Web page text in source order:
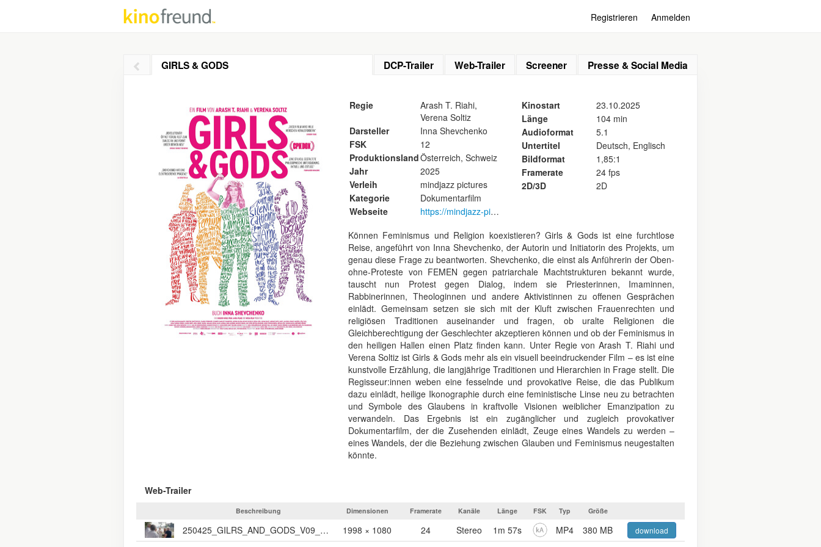
Registrieren Anmelden
GIRLS & GODS DCP-Trailer Web-Trailer Screener Presse & Social Media
Regie
Arash T. Riahi,
Verena Soltiz
Darsteller
Inna Shevchenko
FSK
12
ProduktionslandÖsterreich, Schweiz
Jahr
2025
Verleih
mindjazz pictures
Kategorie
Dokumentarfilm
Webseite
https://mindjazz-pictures.de/f..
Kinostart
23.10.2025
Länge
104 min
Audioformat
5.1
Untertitel
Deutsch, Englisch
Bildformat
1,85:1
Framerate
24 fps
2D/3D
2D
Können Feminismus und Religion koexistieren? Girls & Gods ist eine furchtlose
Reise, angeführt von Inna Shevchenko, der Autorin und Initiatorin des Projekts, um
genau diese Frage zu beantworten. Shevchenko, die einst als Anführerin der Oben-
ohne-Proteste von FEMEN gegen patriarchale Machtstrukturen bekannt wurde,
tauscht nun Protest gegen Dialog, indem sie Priesterinnen, Imaminnen,
Rabbinerinnen, Theologinnen und andere Aktivistinnen zu offenen Gesprächen
einlädt. Gemeinsam setzen sie sich mit der Kluft zwischen Frauenrechten und
religiösen Traditionen auseinander und fragen, ob uralte Religionen die
Gleichberechtigung der Geschlechter akzeptieren können und ob der Feminismus in
den heiligen Hallen einen Platz finden kann. Unter Regie von Arash T. Riahi und
Verena Soltiz ist Girls & Gods mehr als ein visuell beeindruckender Film – es ist eine
kunstvolle Erzählung, die langjährige Traditionen und Hierarchien in Frage stellt. Die
Regisseur:innen weben eine fesselnde und provokative Reise, die das Publikum
dazu einlädt, heilige Ikonographie durch eine feministische Linse neu zu betrachten
und Symbole des Glaubens in kraftvolle Visionen weiblicher Emanzipation zu
verwandeln. Das Ergebnis ist ein zugänglicher und zugleich provokativer
Dokumentarfilm, der die Zusehenden einlädt, Zeuge eines Wandels zu werden –
eines Wandels, der die Beziehung zwischen Glauben und Feminismus neugestalten
könnte.
Web-Trailer
Beschreibung Dimensionen Framerate Kanäle Länge FSK Typ Größe
250425_GILRS_AND_GODS_V09_GER_1920_24_STEREO_MINDJAZ_DEMNACHST 1998 × 1080 24 Stereo 1m 57s MP4 380 MB download